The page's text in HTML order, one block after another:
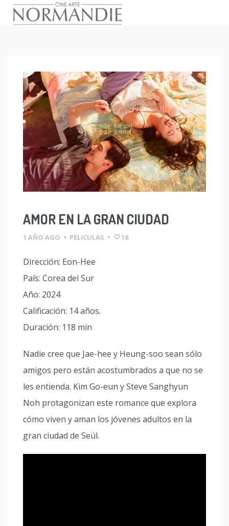
AMOR EN LA GRAN CIUDAD
1 AÑO AGO • PELICULAS • 18
Dirección: Eon-Hee
País: Corea del Sur
Año: 2024
Calificación: 14 años.
Duración: 118 min
Nadie cree que Jae-hee y Heung-soo sean sólo
amigos pero están acostumbrados a que no se
les entienda. Kim Go-eun y Steve Sanghyun
Noh protagonizan este romance que explora
cómo viven y aman los jóvenes adultos en la
gran ciudad de Seúl.